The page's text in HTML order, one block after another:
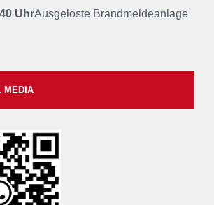
UhrAusgelöste Brandmeldeanlage
MEDIA